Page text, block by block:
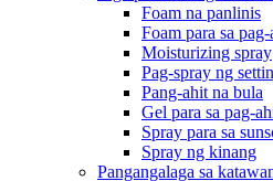
Foam na panlinis
Foam para sa
Moisturizing spray
Pag-spray ng
Pang-ahit na bula
Gel para sa pag-
Spray para sa
Spray ng kinang
Pangangalaga sa